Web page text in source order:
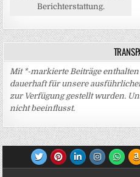
Berichterstattung.
Mit *-markierte Beiträge
dauerhaft für unsere
zur Verfügung gestellt wurden.
nicht beeinflusst.